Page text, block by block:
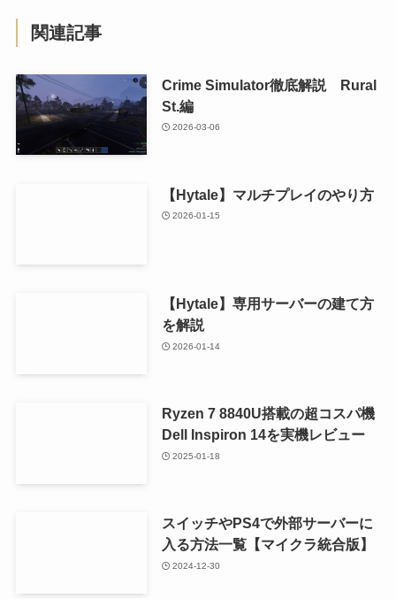
関連記事
Crime Simulator徹底解説 Rural
St.編
2026-03-06
【Hytale】マルチプレイのやり方
2026-01-15
【Hytale】専用サーバーの建て方
を解説
2026-01-14
Ryzen 7 8840U搭載の超コスパ機
Dell Inspiron 14を実機レビュー
2025-01-18
スイッチやPS4で外部サーバーに
入る方法一覧【マイクラ統合版】
2024-12-30